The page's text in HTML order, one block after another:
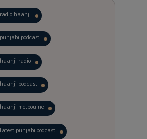
radio haanji
punjabi podcast
haanji radio
haanji podcast
haanji melbourne
latest punjabi podcast